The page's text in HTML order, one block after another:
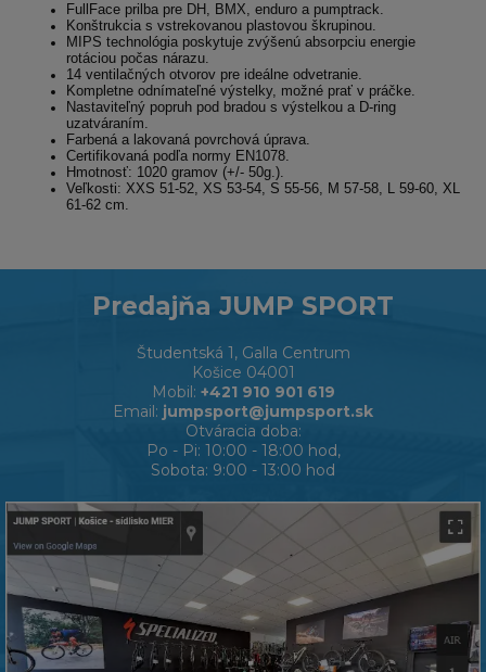
FullFace prilba pre DH, BMX, enduro a pumptrack.
Konštrukcia s vstrekovanou plastovou škrupinou.
MIPS technológia poskytuje zvýšenú absorpciu energie
rotáciou počas nárazu.
14 ventilačných otvorov pre ideálne odvetranie.
Kompletne odnímateľné výstelky, možné prať v práčke.
Nastaviteľný popruh pod bradou s výstelkou a D-ring
uzatváraním.
Farbená a lakovaná povrchová úprava.
Certifikovaná podľa normy EN1078.
Hmotnosť: 1020 gramov (+/- 50g.).
Veľkosti: XXS 51-52, XS 53-54, S 55-56, M 57-58, L 59-60, XL
61-62 cm.
Predajňa JUMP SPORT
Študentská 1, Galla Centrum
Košice 04001
Mobil: +421 910 901 619
Email: jumpsport@jumpsport.sk
Otváracia doba:
Po - Pi: 10:00 - 18:00 hod,
Sobota: 9:00 - 13:00 hod